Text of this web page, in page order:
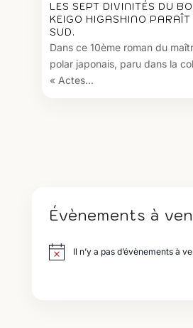
LES SEPT DIVINITÉS DU
KEIGO HIGASHINO PARAÎT
SUD.
Dans ce 10ème roman du
polar japonais, paru dans la
« Actes...
Évènements à
Il n’y a pas d’évènements à